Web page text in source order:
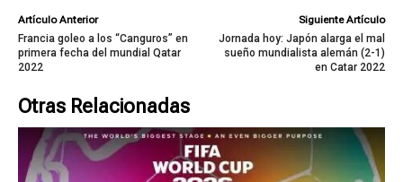
Artículo Anterior
Francia goleo a los “Canguros” en
primera fecha del mundial Qatar
2022
Siguiente Artículo
Jornada hoy: Japón alarga el mal
sueño mundialista alemán (2-1)
en Catar 2022
Otras Relacionadas